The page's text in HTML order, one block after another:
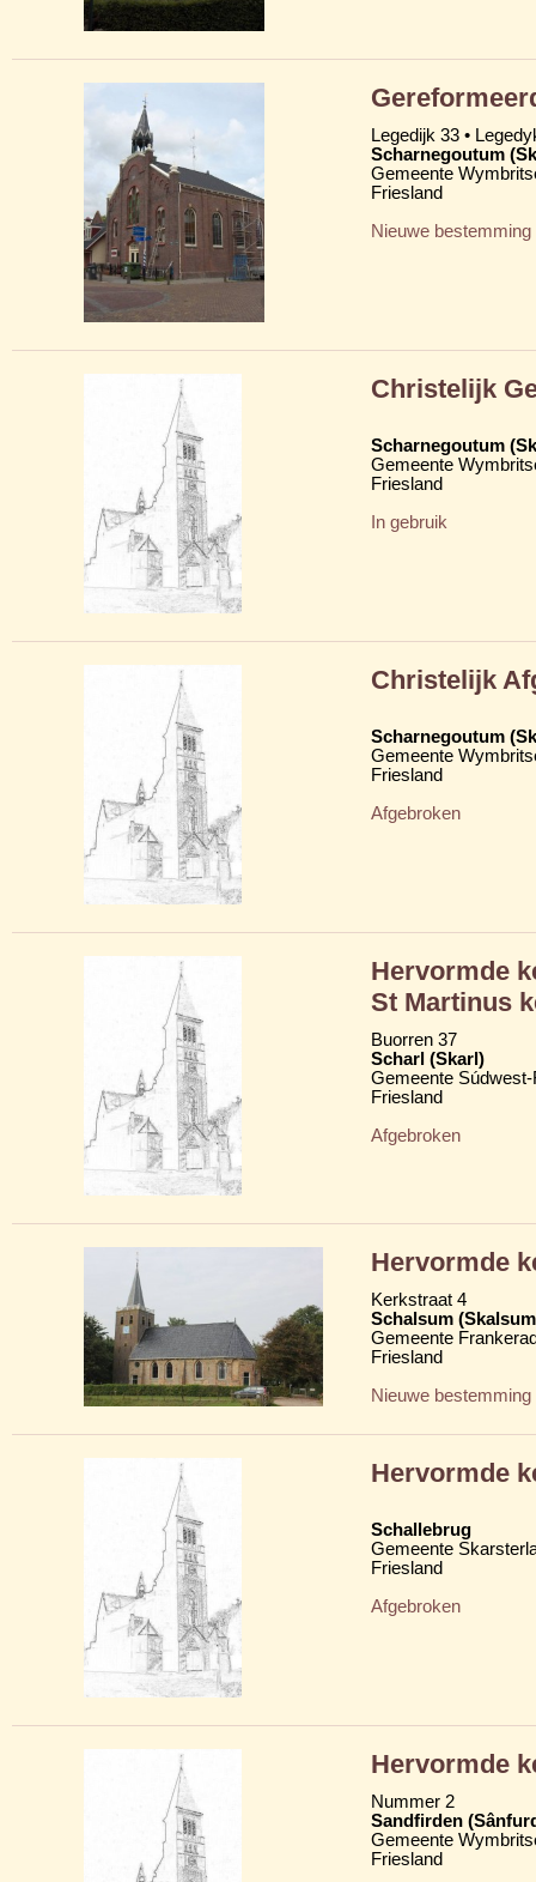
Legedijk 33 •
Scharnegoutum
Gemeente
Friesland
Nieuwe bestemming
Christelijk
Scharnegoutum
Gemeente
Friesland
In gebruik
Christelijk
Scharnegoutum
Gemeente
Friesland
Afgebroken
Hervormde
St Martinus
Buorren 37
Scharl (Skarl)
Gemeente
Friesland
Afgebroken
Hervormde
Kerkstraat 4
Schalsum
Gemeente
Friesland
Nieuwe bestemming
Hervormde
Schallebrug
Gemeente
Friesland
Afgebroken
Hervormde
Nummer 2
Sandfirden
Gemeente
Friesland